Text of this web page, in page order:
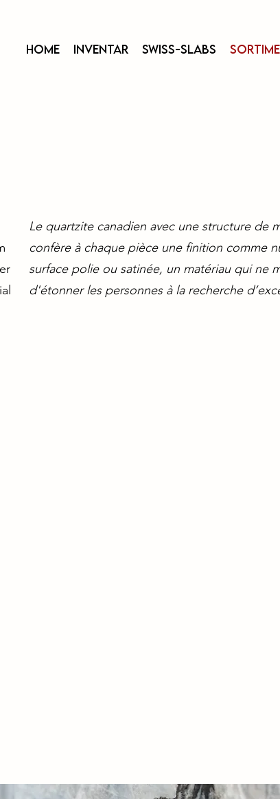
Home Inventar Swiss-Slabs
Le quartzite canadien avec une structure de
confère à chaque pièce une finition comme
surface polie ou satinée, un matériau qui ne
d'étonner les personnes à la recherche